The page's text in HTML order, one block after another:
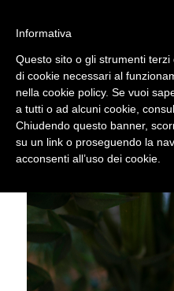
Mostra Feste
accetta l'uso dei cookies
Fai clic per
Google Analytics.
OK
Informativa
Questo sito o gli strumenti
di cookie necessari al
nella cookie policy. Se vuoi
a tutti o ad alcuni cookie,
Chiudendo questo banner,
su un link o proseguendo la
acconsenti all’uso dei cookie.